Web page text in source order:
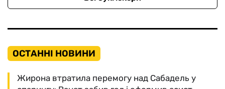
ОСТАННІ НОВИНИ
Жирона втратила перемогу над Сабадель у